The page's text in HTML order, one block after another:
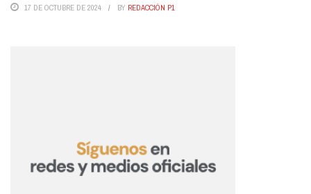
17 DE OCTUBRE DE 2024 BY REDACCIÓN P1